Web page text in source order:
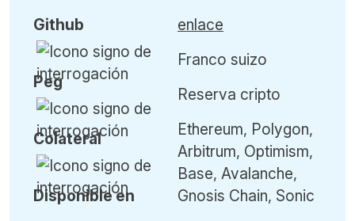
Github
Peg
Colateral
Disponible en
enlace
Franco suizo
Reserva cripto
Ethereum, Polygon,
Arbitrum, Optimism,
Base, Avalanche,
Gnosis Chain, Sonic